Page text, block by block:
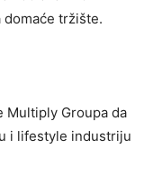
domaće tržište.
Multiply Groupa da
i lifestyle industriju